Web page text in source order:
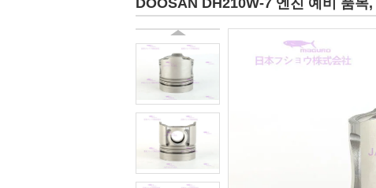
DOOSAN DH210W-7 엔진 예비 품